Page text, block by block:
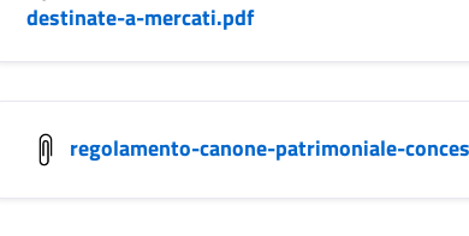
destinate-a-mercati.pdf
regolamento-canone-patrimoniale-